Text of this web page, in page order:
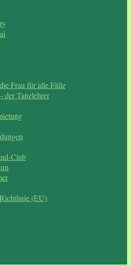
Frau für alle Fälle
der Tanzlehrer
Club
(EU)